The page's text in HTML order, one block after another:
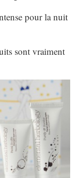
pour la nuit
sont vraiment